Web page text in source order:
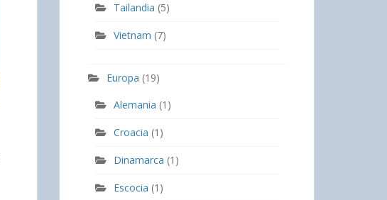
Tailandia (5)
Vietnam (7)
Europa (19)
Alemania (1)
Croacia (1)
Dinamarca (1)
Escocia (1)